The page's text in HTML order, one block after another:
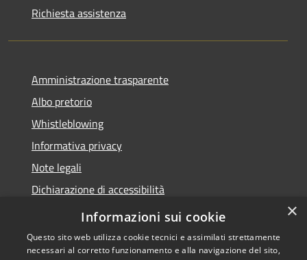
Richiesta assistenza
Amministrazione trasparente
Albo pretorio
Whistleblowing
Informativa privacy
Note legali
Dichiarazione di accessibilità
Obiettivi di accessibilità 2026
×
Informazioni sui cookie
Questo sito web utilizza cookie tecnici e assimilati strettamente
necessari al corretto funzionamento e alla navigazione del sito,